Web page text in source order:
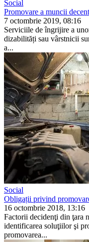
Social
Promovare a muncii
7 octombrie 2019, 08:16
Serviciile de îngrijire a
dizabilități sau vârstnicii
a...
Social
Obligații privind
16 octombrie 2018, 13:16
Factorii decidenţi din ţara
identifica­rea soluţiilor şi
promovarea...